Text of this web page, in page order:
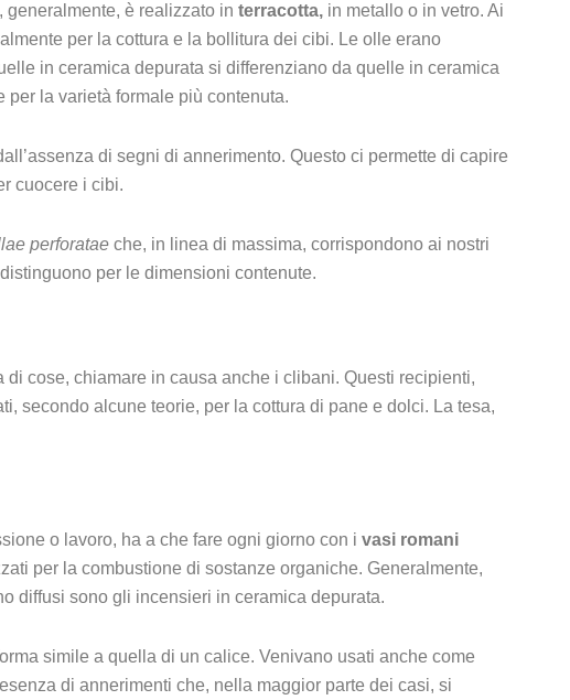
generalmente, è realizzato in terracotta, in metallo o in vetro. Ai
per la cottura e la bollitura dei cibi. Le olle erano
in ceramica depurata si differenziano da quelle in ceramica
la varietà formale più contenuta.
di segni di annerimento. Questo ci permette di capire
cuocere i cibi.
perforatae che, in linea di massima, corrispondono ai nostri
per le dimensioni contenute.
di cose, chiamare in causa anche i clibani. Questi recipienti,
secondo alcune teorie, per la cottura di pane e dolci. La tesa,
o lavoro, ha a che fare ogni giorno con i vasi romani
per la combustione di sostanze organiche. Generalmente,
diffusi sono gli incensieri in ceramica depurata.
simile a quella di un calice. Venivano usati anche come
di annerimenti che, nella maggior parte dei casi, si